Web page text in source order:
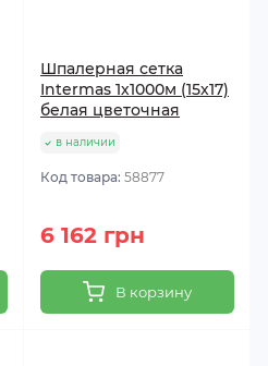
Шпалерная сетка
Intermas 1х1000м (15х17)
белая цветочная
в наличии
Код товара: 58877
6 162 грн
В корзину